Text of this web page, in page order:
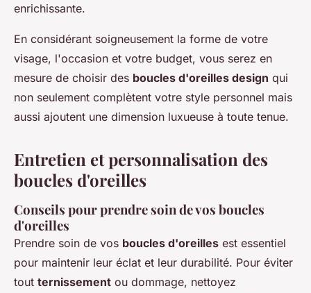
enrichissante.
En considérant soigneusement la forme de votre
visage, l'occasion et votre budget, vous serez en
mesure de choisir des boucles d'oreilles design qui
non seulement complètent votre style personnel mais
aussi ajoutent une dimension luxueuse à toute tenue.
Entretien et personnalisation des
boucles d'oreilles
Conseils pour prendre soin de vos boucles
d'oreilles
Prendre soin de vos boucles d'oreilles est essentiel
pour maintenir leur éclat et leur durabilité. Pour éviter
tout ternissement ou dommage, nettoyez